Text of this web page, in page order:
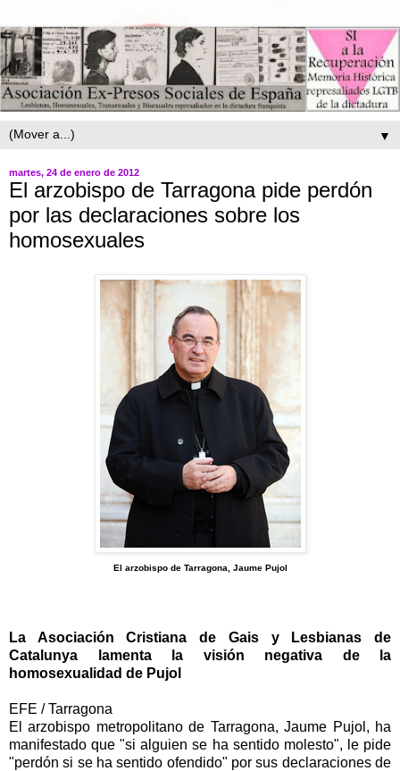
▼
martes, 24 de enero de 2012
El arzobispo de Tarragona pide perdón
por las declaraciones sobre los
homosexuales
El arzobispo de Tarragona, Jaume Pujol
La Asociación Cristiana de Gais y Lesbianas de
Catalunya lamenta la visión negativa de la
homosexualidad de Pujol
EFE / Tarragona
El arzobispo metropolitano de Tarragona, Jaume Pujol, ha
manifestado que "si alguien se ha sentido molesto", le pide
"perdón si se ha sentido ofendido" por sus declaraciones de